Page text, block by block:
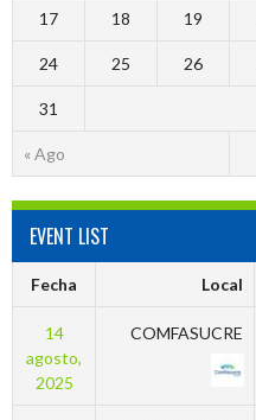
« Ago
17 18 19
24 25 26
31
EVENT LIST
Fecha Local
14
agosto,
2025
COMFASUCRE